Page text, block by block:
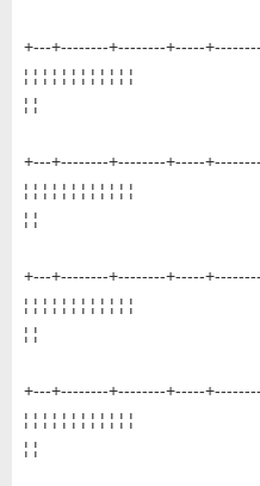
+---+--------+--------+-----
¦ ¦ ¦ ¦ ¦ ¦ ¦ ¦ ¦ ¦ ¦ ¦
¦ ¦
+---+--------+--------+-----
¦ ¦ ¦ ¦ ¦ ¦ ¦ ¦ ¦ ¦ ¦ ¦
¦ ¦
+---+--------+--------+-----
¦ ¦ ¦ ¦ ¦ ¦ ¦ ¦ ¦ ¦ ¦ ¦
¦ ¦
+---+--------+--------+-----
¦ ¦ ¦ ¦ ¦ ¦ ¦ ¦ ¦ ¦ ¦ ¦
¦ ¦